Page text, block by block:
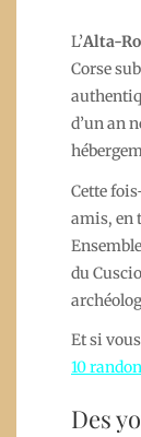
L’Alta-
Corse
d’un an
Cette
amis, en
du
Et si
10
Des